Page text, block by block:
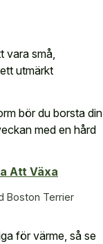
vara små,
utmärkt
bör du borsta din
med en hård
Att Växa
Boston Terrier
för värme, så se